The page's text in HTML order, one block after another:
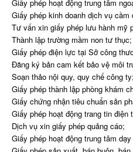
Giấy phép hoạt động trung tâm
Giấy phép kinh doanh dịch vụ cầm
Tư vấn xin giấy phép lưu hành mỹ
Thành lập trường mầm non tư thục;
Giấy phép điện lực tại Sở công
Đăng ký bản cam kết bảo vệ môi
Soạn thảo nội quy, quy chế công ty;
Giấy phép thành lập phòng khám
Giấy chứng nhận tiêu chuẩn sản
Giấy phép hoạt động trang tin điện
Dịch vụ xin giấy phép quảng cáo;
Giấy phép hoạt động trung tâm dạy